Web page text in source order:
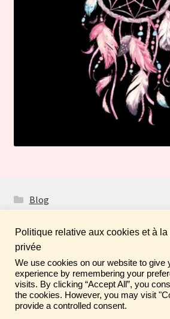
Fais de ta vie un rêve ! N'oublie
commentaire sur tes achats pour
Ignorer
Blog
© Boutique Atelier Maloet 2026
À propos & CGV
Built with
Politique relative aux cookies et à
privée
We use cookies on our website to give
experience by remembering your
visits. By clicking “Accept All”, you
the cookies. However, you may visit
provide a controlled consent.